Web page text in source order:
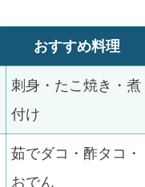
おすすめ料理
刺身・たこ焼き・煮
付け
茹でダコ・酢タコ・
おでん